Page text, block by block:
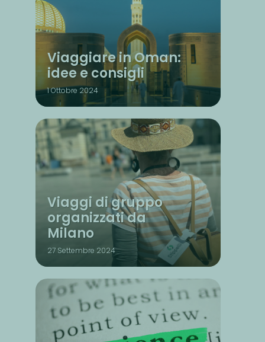
Viaggiare in Oman:
idee e consigli
1 Ottobre 2024
Viaggi di gruppo
organizzati da
Milano
27 Settembre 2024